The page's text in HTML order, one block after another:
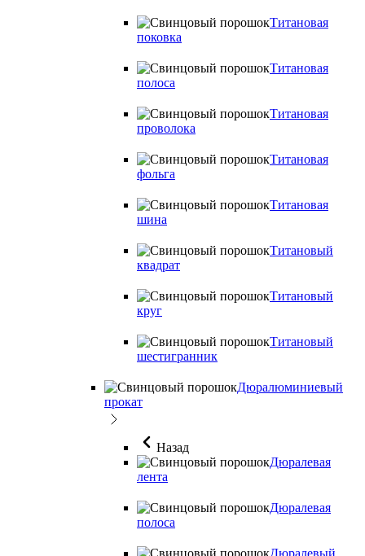
Титановая
поковка
Титановая
полоса
Титановая
проволока
Титановая
фольга
Титановая
шина
Титановый
квадрат
Титановый
круг
Титановый
шестигранник
Дюралюминиевый
прокат
Назад
Дюралевая
лента
Дюралевая
полоса